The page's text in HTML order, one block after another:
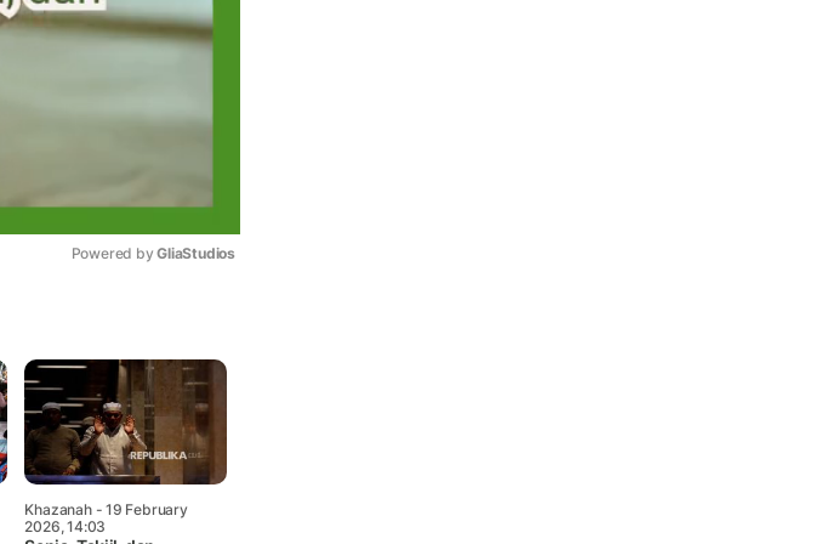
Powered by GliaStudios
Khazanah- 19 February
2026, 14:03